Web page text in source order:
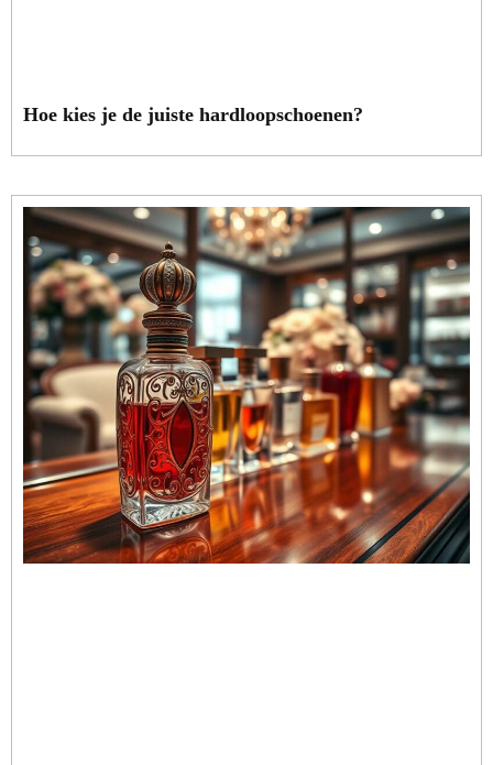
Hoe kies je de juiste hardloopschoenen?